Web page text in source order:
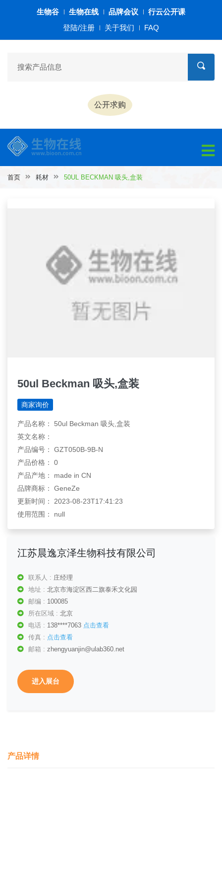
生物谷 生物在线 品牌会议
行云公开课
登陆/注册
关于我们 FAQ
公开求购
首页 耗材 50UL BECKMAN 吸头,盒装
50ul Beckman 吸头,盒装
商家询价
产品名称： 50ul Beckman 吸头,盒装
英文名称：
产品编号： GZT050B-9B-N
产品价格： 0
产品产地： made in CN
品牌商标： GeneZe
更新时间： 2023-08-23T17:41:23
使用范围： null
江苏晨逸京泽生物科技有限公司
联系人 : 庄经理
地址 : 北京市海淀区西二旗泰禾文化园
邮编 : 100085
所在区域 : 北京
电话 : 138****7063 点击查看
传真 : 点击查看
邮箱 : zhengyuanjin@ulab360.net
进入展台
产品详情